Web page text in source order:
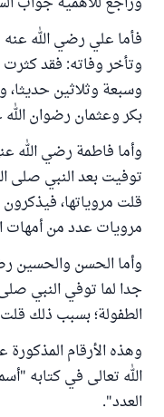
فأما علي رضي الله
وتأخر وفاته: فقد
وسبعة وثلاثين
بكر وعثمان رضوان
وأما فاطمة رضي الله
توفيت بعد النبي صلى
قلت مروياتها،
مرويات عدد من أمهات
وأما الحسن والحسين
جدا لما توفي النبي
الطفولة؛ بسبب ذلك قلت
وهذه الأرقام
الله تعالى في كتابه
العدد".